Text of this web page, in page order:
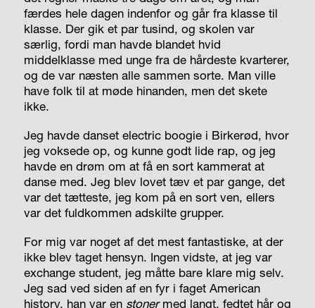
færdes hele dagen indenfor og går fra klasse til
klasse. Der gik et par tusind, og skolen var
særlig, fordi man havde blandet hvid
middelklasse med unge fra de hårdeste kvarterer,
og de var næsten alle sammen sorte. Man ville
have folk til at møde hinanden, men det skete
ikke.
Jeg havde danset electric boogie i Birkerød, hvor
jeg voksede op, og kunne godt lide rap, og jeg
havde en drøm om at få en sort kammerat at
danse med. Jeg blev lovet tæv et par gange, det
var det tætteste, jeg kom på en sort ven, ellers
var det fuldkommen adskilte grupper.
For mig var noget af det mest fantastiske, at der
ikke blev taget hensyn. Ingen vidste, at jeg var
exchange student, jeg måtte bare klare mig selv.
Jeg sad ved siden af en fyr i faget American
history, han var en stonermed langt, fedtet hår og